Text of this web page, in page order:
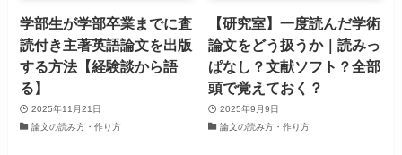
学部生が学部卒業までに査
読付き主著英語論文を出版
する方法【経験談から語
る】
2025年11月21日
論文の読み方・作り方
【研究室】一度読んだ学術
論文をどう扱うか｜読みっ
ぱなし？文献ソフト？全部
頭で覚えておく？
2025年9月9日
論文の読み方・作り方